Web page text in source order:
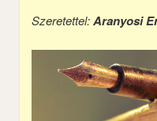
Szeretettel:Aranyosi